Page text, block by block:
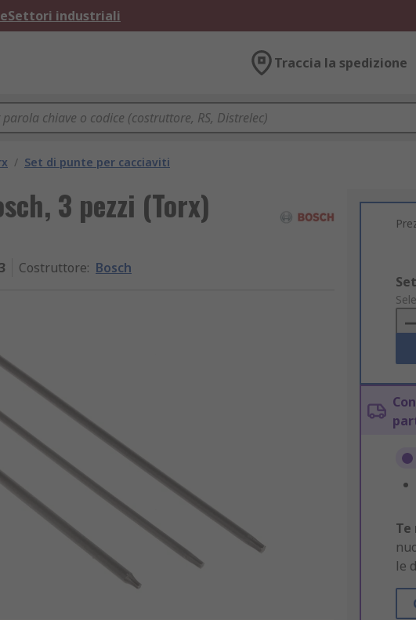
Settori industriali
Traccia la spedizione
/ Set di punte per cacciaviti
3 pezzi (Torx)
Costruttore: Bosch
Add
to
Set
Te
le